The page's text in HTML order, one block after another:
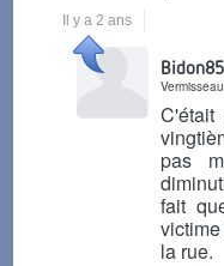
Il y a 2 ans
Bidon85
Vermisseau
pas
fait
la rue.